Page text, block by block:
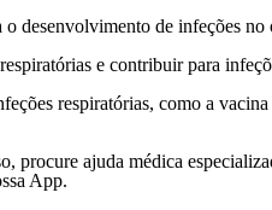
o desenvolvimento de infeções no
e contribuir para
respiratórias, como a
procure ajuda médica
App.